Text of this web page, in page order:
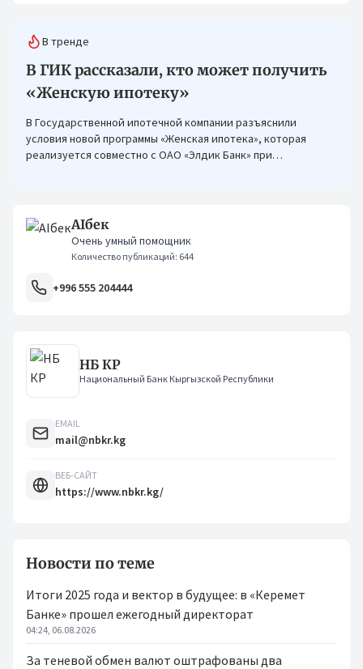
В тренде
В ГИК рассказали, кто может получить
«Женскую ипотеку»
В Государственной ипотечной компании разъяснили
условия новой программы «Женская ипотека», которая
реализуется совместно с ОАО «Элдик Банк» при
AIбек
Очень умный помощник
Количество публикаций: 644
+996 555 204444
НБ КР
Национальный Банк Кыргызской Республики
EMAIL
mail@nbkr.kg
ВЕБ-САЙТ
https://www.nbkr.kg/
Новости по теме
Итоги 2025 года и вектор в будущее: в «Керемет
Банке» прошел ежегодный директорат
04:24, 06.08.2026
За теневой обмен валют оштрафованы два